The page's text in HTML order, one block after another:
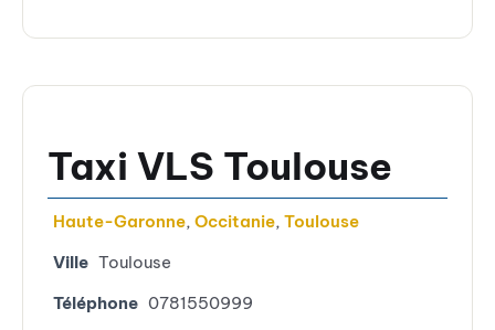
Taxi VLS Toulouse
Haute-Garonne, Occitanie, Toulouse
Ville Toulouse
Téléphone 0781550999